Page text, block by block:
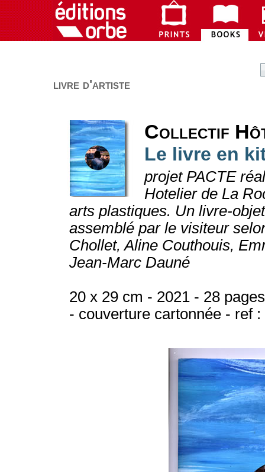
livre d'artiste
Collectif
Le livre en
projet PACTE
Hotelier de La
arts plastiques. Un livre-
assemblé par le visiteur
Chollet, Aline Couthouis,
Jean-Marc Dauné
20 x 29 cm - 2021 - 28
- couverture cartonnée - ref :